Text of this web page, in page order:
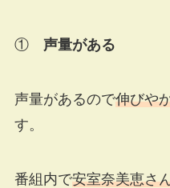
① 声量がある
声量があるので伸びや
す。
番組内で安室奈美恵さ